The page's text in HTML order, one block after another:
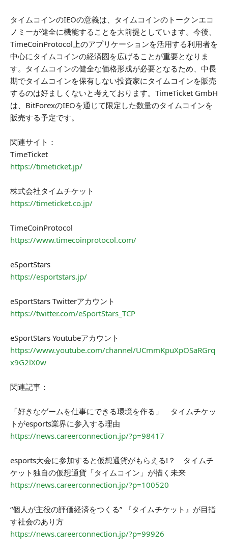
タイムコインのIEOの意義は、タイムコインのトークンエコ
ノミーが健全に機能することを大前提としています。今後、
TimeCoinProtocol上のアプリケーションを活用する利用者を
中心にタイムコインの経済圏を広げることが重要となりま
す。タイムコインの健全な価格形成が必要となるため、中長
期でタイムコインを保有しない投資家にタイムコインを販売
するのは好ましくないと考えております。TimeTicket GmbH
は、BitForexのIEOを通じて限定した数量のタイムコインを
販売する予定です。
関連サイト：
TimeTicket
https://timeticket.jp/
株式会社タイムチケット
https://timeticket.co.jp/
TimeCoinProtocol
https://www.timecoinprotocol.com/
eSportStars
https://esportstars.jp/
eSportStars Twitterアカウント
https://twitter.com/eSportStars_TCP
eSportStars Youtubeアカウント
https://www.youtube.com/channel/UCmmKpuXpOSaRGrq
x9G2lX0w
関連記事：
「好きなゲームを仕事にできる環境を作る」 タイムチケッ
トがesports業界に参入する理由
https://news.careerconnection.jp/?p=98417
esports大会に参加すると仮想通貨がもらえる!？ タイムチ
ケット独自の仮想通貨「タイムコイン」が描く未来
https://news.careerconnection.jp/?p=100520
“個人が主役の評価経済をつくる” 『タイムチケット』が目指
す社会のあり方
https://news.careerconnection.jp/?p=99926